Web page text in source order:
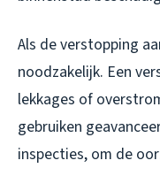
Als de verstopping
noodzakelijk. Een
lekkages of
gebruiken
inspecties, om de